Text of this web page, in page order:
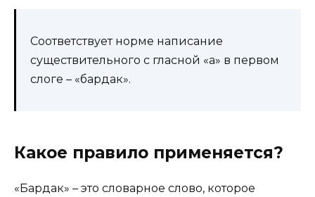
Соответствует норме написание
существительного с гласной «а» в первом
слоге – «бардак».
Какое правило применяется?
«Бардак» – это словарное слово, которое